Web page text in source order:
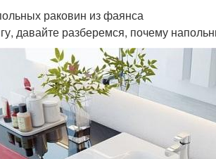
раковин из фаянса
давайте разберемся, почему